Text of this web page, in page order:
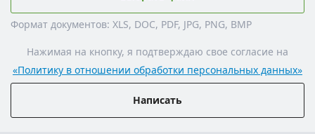
Формат документов: XLS, DOC, PDF, JPG, PNG, BMP
Нажимая на кнопку, я подтверждаю свое согласие на
«Политику в отношении обработки персональных данных»
Написать